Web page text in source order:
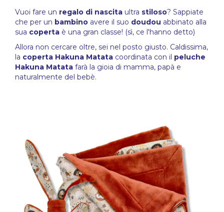
Vuoi fare un regalo di nascita ultra stiloso? Sappiate
che per un bambino avere il suo doudou abbinato alla
sua coperta è una gran classe! (sì, ce l'hanno detto)
Allora non cercare oltre, sei nel posto giusto. Caldissima,
la coperta Hakuna Matata coordinata con il peluche
Hakuna Matata farà la gioia di mamma, papà e
naturalmente del bebè.